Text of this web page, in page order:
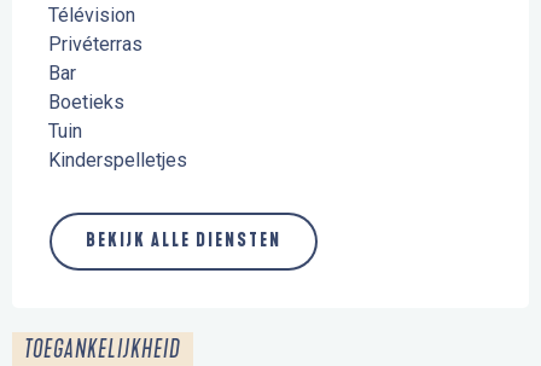
Télévision
Privéterras
Bar
Boetieks
Tuin
Kinderspelletjes
BEKIJK ALLE DIENSTEN
TOEGANKELIJKHEID